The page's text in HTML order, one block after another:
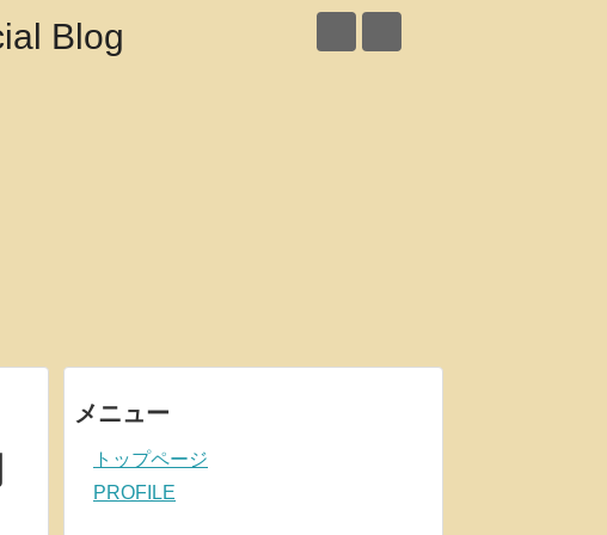
メニュー
トップページ
PROFILE